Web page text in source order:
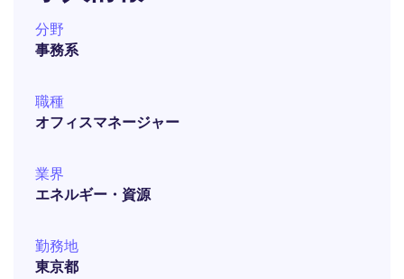
分野
事務系
職種
オフィスマネージャー
業界
エネルギー・資源
勤務地
東京都